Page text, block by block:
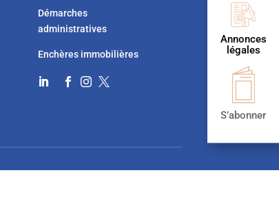
Annonces
légales
S’abonner
Démarches
administratives
Enchères immobilières
   